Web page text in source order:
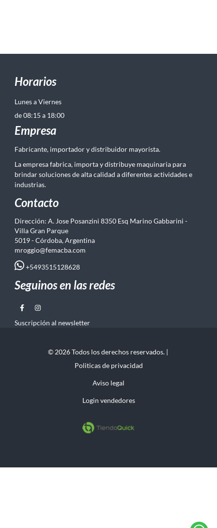
Horarios
Lunes a Viernes
de 08:15 a 18:00
Empresa
Fabricante, importador y distribuidor mayorista.
La empresa fabrica, importa y distribuye maquinaria para
brindar soluciones de alta calidad a diferentes actividades e
industrias.
Contacto
Dirección: A. Jose Posanzini 8350 Esq Marino Gabbarini -
Villa Gran Parque
5019 - Córdoba, Argentina
mroggio@femacba.com
+5493515128628
Seguinos en las redes
Suscripción al newsletter
© 2026 Todos los derechos reservados. |
Politicas de privacidad
Aviso legal
Login vendedores